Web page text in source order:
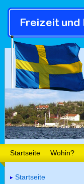
Startseite Wohin?
Startseite